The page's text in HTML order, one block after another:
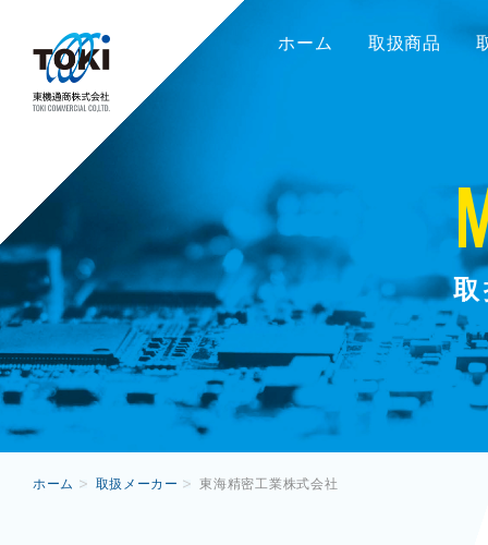
ホーム 取扱商品
ホーム 取扱メーカー 東海精密工業株式会社